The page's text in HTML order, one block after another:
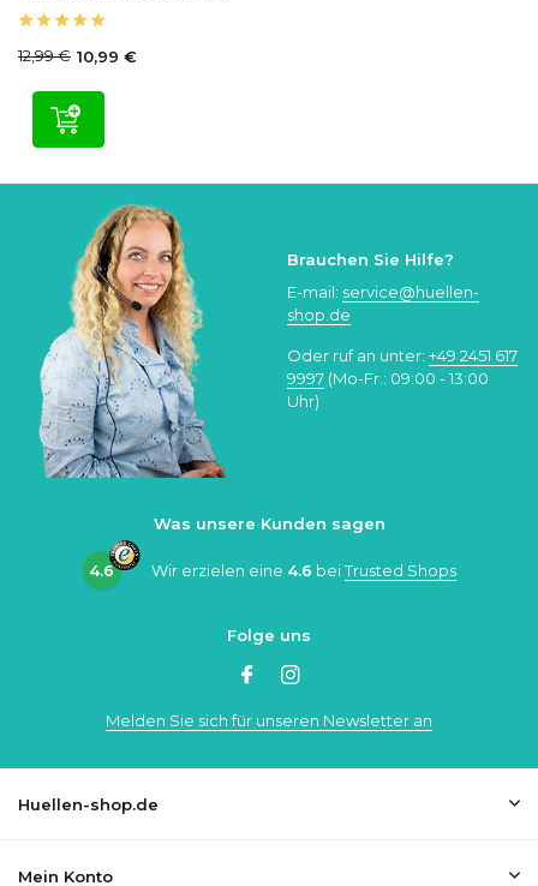
12,99 € 10,99 €
Brauchen Sie Hilfe?
E-mail: service@huellen-
shop.de
Oder ruf an unter: +49 2451 617
9997 (Mo-Fr.: 09:00 - 13:00
Uhr)
Was unsere Kunden sagen
4.6 Wir erzielen eine 4.6 beiTrusted Shops
Folge uns
Melden Sie sich für unseren Newsletter an
Huellen-shop.de
Mein Konto